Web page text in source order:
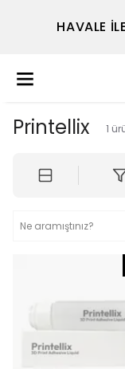
HAVALE
Printellix 1